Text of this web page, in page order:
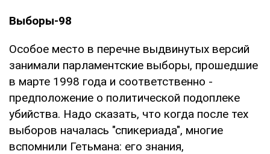
Выборы-98
Особое место в перечне выдвинутых версий
занимали парламентские выборы, прошедшие
в марте 1998 года и соответственно -
предположение о политической подоплеке
убийства. Надо сказать, что когда после тех
выборов началась "спикериада", многие
вспомнили Гетьмана: его знания,